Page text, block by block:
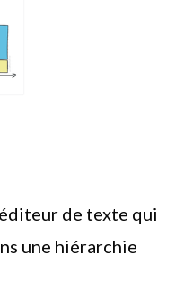
de texte qui
une hiérarchie